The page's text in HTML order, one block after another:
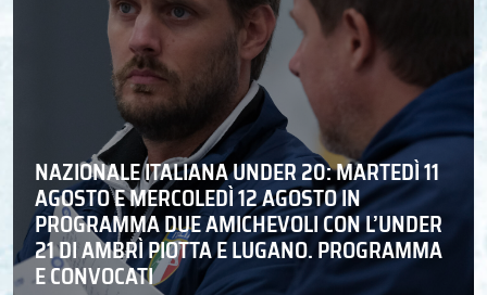
NAZIONALE ITALIANA UNDER 20: MARTEDÌ 11
AGOSTO E MERCOLEDÌ 12 AGOSTO IN
PROGRAMMA DUE AMICHEVOLI CON L’UNDER
21 DI AMBRÌ PIOTTA E LUGANO. PROGRAMMA
E CONVOCATI